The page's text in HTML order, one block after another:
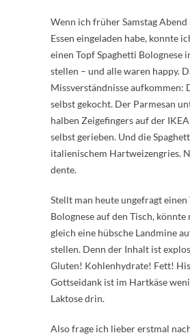
Wenn ich früher Samstag Abend
Essen eingeladen habe, konnte
einen Topf Spaghetti Bolognese
stellen – und alle waren happy.
Missverständnisse aufkommen:
selbst gekocht. Der Parmesan
halben Zeigefingers auf der
selbst gerieben. Und die
italienischem Hartweizengries.
dente.
Stellt man heute ungefragt einen
Bolognese auf den Tisch, könnte
gleich eine hübsche Landmine
stellen. Denn der Inhalt ist
Gluten! Kohlenhydrate! Fett!
Gottseidank ist im Hartkäse
Laktose drin.
Also frage ich lieber erstmal